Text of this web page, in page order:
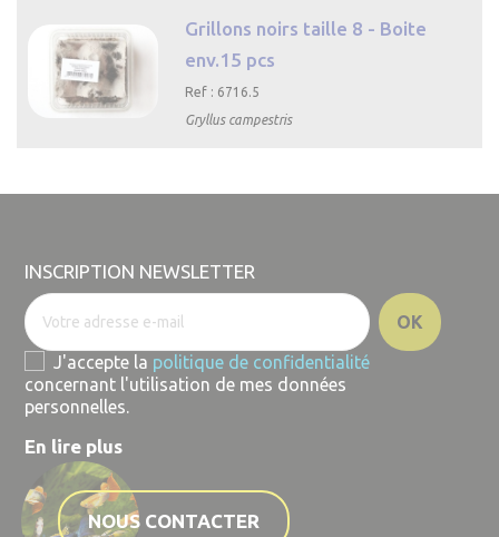
Grillons noirs taille 8 - Boite
env.15 pcs
Ref : 6716.5
Gryllus campestris
INSCRIPTION NEWSLETTER
J'accepte la politique de confidentialité
concernant l'utilisation de mes données
personnelles.
En lire plus
NOUS CONTACTER